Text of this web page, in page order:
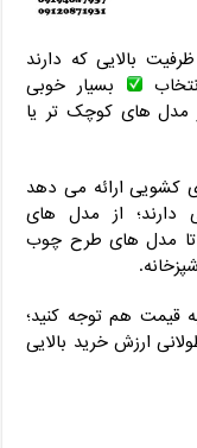
ظرفیت بالایی که دارند
بسیار خوبی
مدل های کوچک تر یا
کشویی ارائه می دهد
دارند؛ از مدل های
تا مدل های طرح چوب
قیمت هم توجه کنید؛
ارزش خرید بالایی